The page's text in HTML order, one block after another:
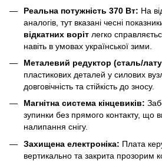
Реальна потужність 370 Вт: На
аналогів, тут вказані чесні
відкатних воріт легко
навіть в умовах української зими.
Металевий редуктор (сталь/
пластикових деталей у силових
довговічність та стійкість до зносу.
Магнітна система кінцевиків:
зупинки без прямого контакту, що
налипання снігу.
Захищена електроніка: Плата
вертикально та закрита прозорим